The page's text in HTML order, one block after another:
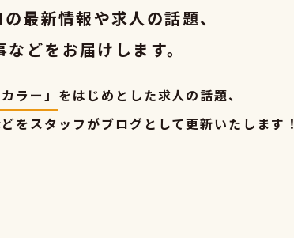
最新情報や求人の話題、
どをお届けします。
ラー」 をはじめとした求人の話題、
をスタッフがブログとして更新いたします！